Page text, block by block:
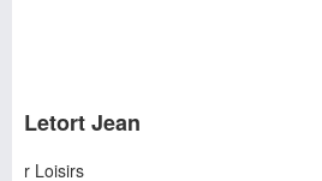
Letort Jean
r Loisirs